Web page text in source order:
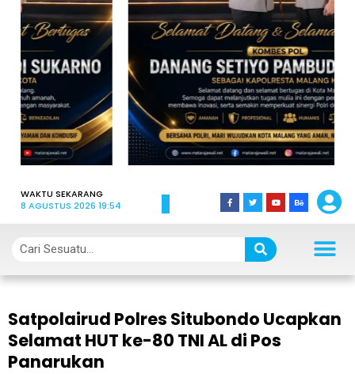
WAKTU SEKARANG
8 AGUSTUS 2026 19:54
Satpolairud Polres Situbondo Ucapkan
Selamat HUT ke-80 TNI AL di Pos
Panarukan